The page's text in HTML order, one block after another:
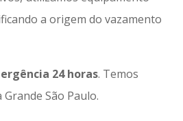
a origem do vazamento
24 horas. Temos
São Paulo.